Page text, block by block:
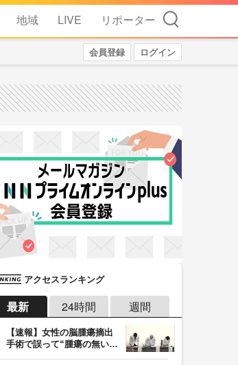
地域 LIVE リポーター 検索
会員登録 ログイン
アクセスランキング
最新 24時間 週間
【速報】女性の脳腫瘍摘出
手術で誤って“腫瘍の無い部